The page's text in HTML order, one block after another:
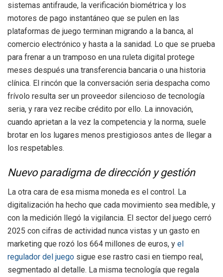
sistemas antifraude, la verificación biométrica y los
motores de pago instantáneo que se pulen en las
plataformas de juego terminan migrando a la banca, al
comercio electrónico y hasta a la sanidad. Lo que se prueba
para frenar a un tramposo en una ruleta digital protege
meses después una transferencia bancaria o una historia
clínica. El rincón que la conversación seria despacha como
frívolo resulta ser un proveedor silencioso de tecnología
seria, y rara vez recibe crédito por ello. La innovación,
cuando aprietan a la vez la competencia y la norma, suele
brotar en los lugares menos prestigiosos antes de llegar a
los respetables.
Nuevo paradigma de dirección y gestión
La otra cara de esa misma moneda es el control. La
digitalización ha hecho que cada movimiento sea medible, y
con la medición llegó la vigilancia. El sector del juego cerró
2025 con cifras de actividad nunca vistas y un gasto en
marketing que rozó los 664 millones de euros, y el
regulador del juego sigue ese rastro casi en tiempo real,
segmentado al detalle. La misma tecnología que regala